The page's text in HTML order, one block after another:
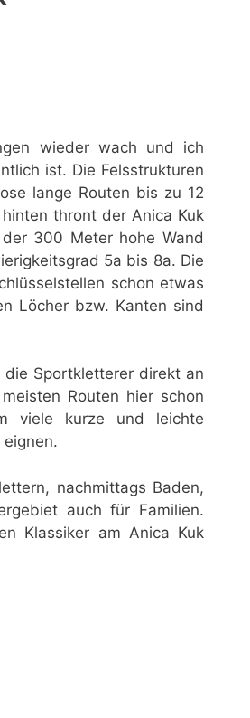
wieder wach und ich
ist. Die Felsstrukturen
lange Routen bis zu 12
thront der Anica Kuk
300 Meter hohe Wand
5a bis 8a. Die
schon etwas
Löcher bzw. Kanten sind
Sportkletterer direkt an
Routen hier schon
viele kurze und leichte
nachmittags Baden,
auch für Familien.
Klassiker am Anica Kuk